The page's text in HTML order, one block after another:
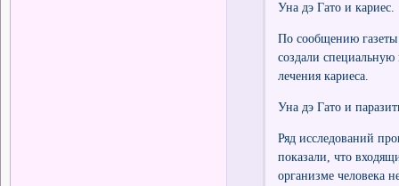
Уна дэ Гато и кариес.
По сообщению
создали
лечения кариеса.
Уна дэ Гато и
Ряд исследований
показали, что
организме человека